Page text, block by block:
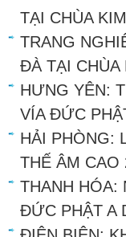
TẠI CHÙA
TRANG
ĐÀ TẠI CHÙA
HƯNG YÊN:
VÍA ĐỨC
HẢI PHÒNG:
THẾ ÂM CAO
THANH HÓA:
ĐỨC PHẬT A